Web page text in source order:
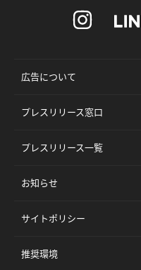
広告について
プレスリリース窓口
プレスリリース一覧
お知らせ
サイトポリシー
推奨環境